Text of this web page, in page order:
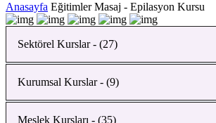
Anasayfa Eğitimler Masaj - Epilasyon Kursu
Sektörel Kurslar - (27)
Bahçıvanlık Kursu
Yapı Malzemeleri Analizi Kursu
Kurumsal Kurslar - (9)
Meslek Kursları - (35)